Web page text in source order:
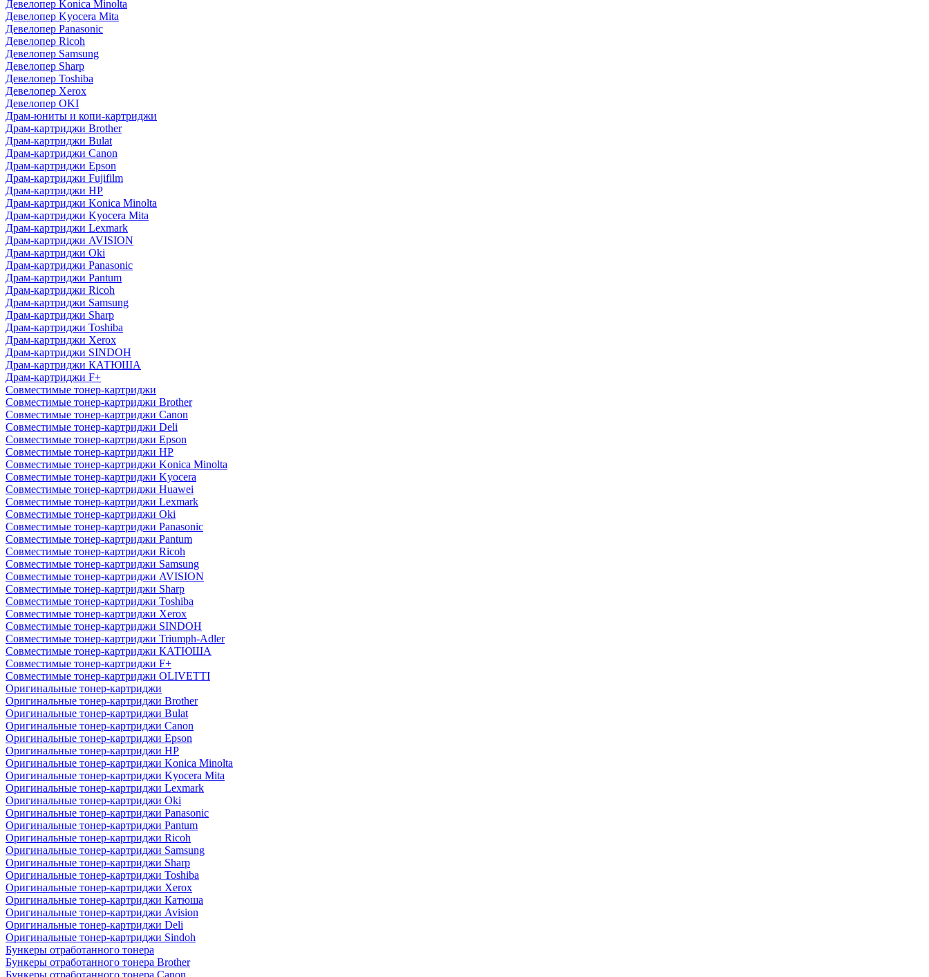
Девелопер Konica Minolta
Девелопер Kyocera Mita
Девелопер Panasonic
Девелопер Ricoh
Девелопер Samsung
Девелопер Sharp
Девелопер Toshiba
Девелопер Xerox
Девелопер OKI
Драм-юниты и копи-картриджи
Драм-картриджи Brother
Драм-картриджи Bulat
Драм-картриджи Canon
Драм-картриджи Epson
Драм-картриджи Fujifilm
Драм-картриджи HP
Драм-картриджи Konica Minolta
Драм-картриджи Kyocera Mita
Драм-картриджи Lexmark
Драм-картриджи AVISION
Драм-картриджи Oki
Драм-картриджи Panasonic
Драм-картриджи Pantum
Драм-картриджи Ricoh
Драм-картриджи Samsung
Драм-картриджи Sharp
Драм-картриджи Toshiba
Драм-картриджи Xerox
Драм-картриджи SINDOH
Драм-картриджи КАТЮША
Драм-картриджи F+
Совместимые тонер-картриджи
Совместимые тонер-картриджи Brother
Совместимые тонер-картриджи Canon
Совместимые тонер-картриджи Deli
Совместимые тонер-картриджи Epson
Совместимые тонер-картриджи HP
Совместимые тонер-картриджи Konica Minolta
Совместимые тонер-картриджи Kyocera
Совместимые тонер-картриджи Huawei
Совместимые тонер-картриджи Lexmark
Совместимые тонер-картриджи Oki
Совместимые тонер-картриджи Panasonic
Совместимые тонер-картриджи Pantum
Совместимые тонер-картриджи Ricoh
Совместимые тонер-картриджи Samsung
Совместимые тонер-картриджи AVISION
Совместимые тонер-картриджи Sharp
Совместимые тонер-картриджи Toshiba
Совместимые тонер-картриджи Xerox
Совместимые тонер-картриджи SINDOH
Совместимые тонер-картриджи Triumph-Adler
Совместимые тонер-картриджи КАТЮША
Совместимые тонер-картриджи F+
Совместимые тонер-картриджи OLIVETTI
Оригинальные тонер-картриджи
Оригинальные тонер-картриджи Brother
Оригинальные тонер-картриджи Bulat
Оригинальные тонер-картриджи Canon
Оригинальные тонер-картриджи Epson
Оригинальные тонер-картриджи HP
Оригинальные тонер-картриджи Konica Minolta
Оригинальные тонер-картриджи Kyocera Mita
Оригинальные тонер-картриджи Lexmark
Оригинальные тонер-картриджи Oki
Оригинальные тонер-картриджи Panasonic
Оригинальные тонер-картриджи Pantum
Оригинальные тонер-картриджи Ricoh
Оригинальные тонер-картриджи Samsung
Оригинальные тонер-картриджи Sharp
Оригинальные тонер-картриджи Toshiba
Оригинальные тонер-картриджи Xerox
Оригинальные тонер-картриджи Катюша
Оригинальные тонер-картриджи Avision
Оригинальные тонер-картриджи Deli
Оригинальные тонер-картриджи Sindoh
Бункеры отработанного тонера
Бункеры отработанного тонера Brother
Бункеры отработанного тонера Canon